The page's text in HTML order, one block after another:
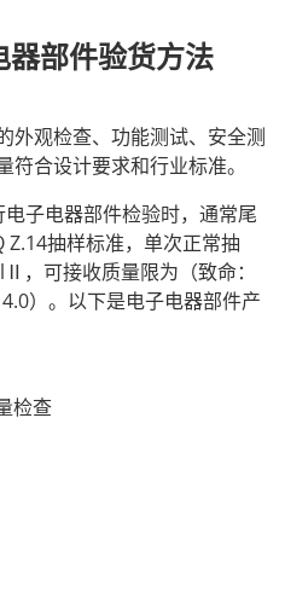
部件验货方法
外观检查、功能测试、安全测
合设计要求和行业标准。
子电器部件检验时，通常尾
Z.14抽样标准，单次正常抽
Ⅱ，可接收质量限为（致命：
4.0）。以下是电子电器部件产
检查